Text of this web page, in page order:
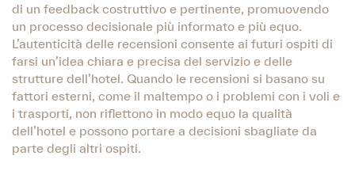
di un feedback costruttivo e pertinente, promuovendo
un processo decisionale più informato e più equo.
L’autenticità delle recensioni consente ai futuri ospiti di
farsi un’idea chiara e precisa del servizio e delle
strutture dell’hotel. Quando le recensioni si basano su
fattori esterni, come il maltempo o i problemi con i voli e
i trasporti, non riflettono in modo equo la qualità
dell’hotel e possono portare a decisioni sbagliate da
parte degli altri ospiti.